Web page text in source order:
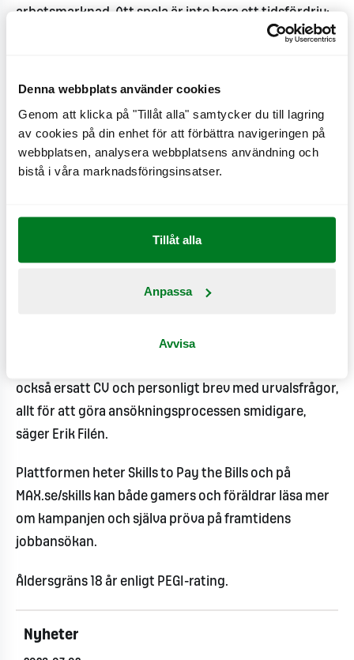
Denna webbplats använder cookies
Genom att klicka på "Tillåt alla" samtycker du till lagring
av cookies på din enhet för att förbättra navigeringen på
webbplatsen, analysera webbplatsens användning och
bistå i våra marknadsföringsinsatser.
Tillåt alla
Anpassa
Avvisa
arbetsmarknad. Att spela är inte bara ett tidsfördriv;
det är också en plats där viktiga färdigheter som
utvecklas, säger Erik Filén, ansvarig för rekrytering
Målsättningen med initiativet är att synliggöra de
färdigheter som utvecklas genom gaming och att
möjliggöra insteg i arbetslivet och skapa en
inkluderande arbetskultur.
Vårt nya initiativ öppnar upp en ny väg in i
potential och de färdigheter de utvecklat tack vare
också ersatt CV och personligt brev med urvalsfrågor,
allt för att göra ansökningsprocessen smidigare,
säger Erik Filén.
Plattformen heter Skills to Pay the Bills och på
MAX.se/skills kan både gamers och föräldrar läsa mer
om kampanjen och själva pröva på framtidens
jobbansökan.
Åldersgräns 18 år enligt PEGI-rating.
Nyheter